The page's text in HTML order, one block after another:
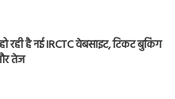
रही है नई IRCTC वेबसाइट, टिकट बुकिंग
तेज